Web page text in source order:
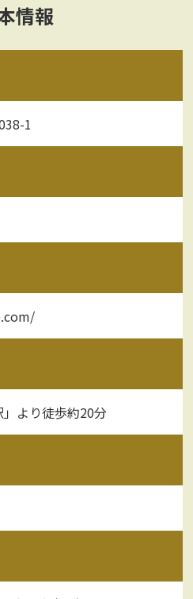
情報
1
より徒歩約20分